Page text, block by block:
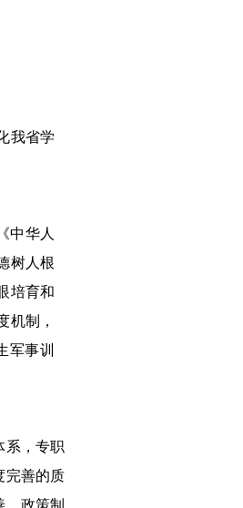
我省学
中华人
树人根
培育和
机制，
军事训
系，专职
完善的质
政策制